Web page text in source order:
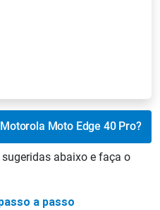
Moto Edge 40 Pro?
abaixo e faça o
a passo